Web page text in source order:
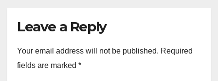
Leave a Reply
Your email address will not be published. Required
fields are marked *